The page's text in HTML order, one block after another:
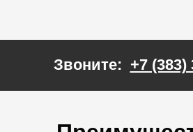
Звоните: +7 (383)